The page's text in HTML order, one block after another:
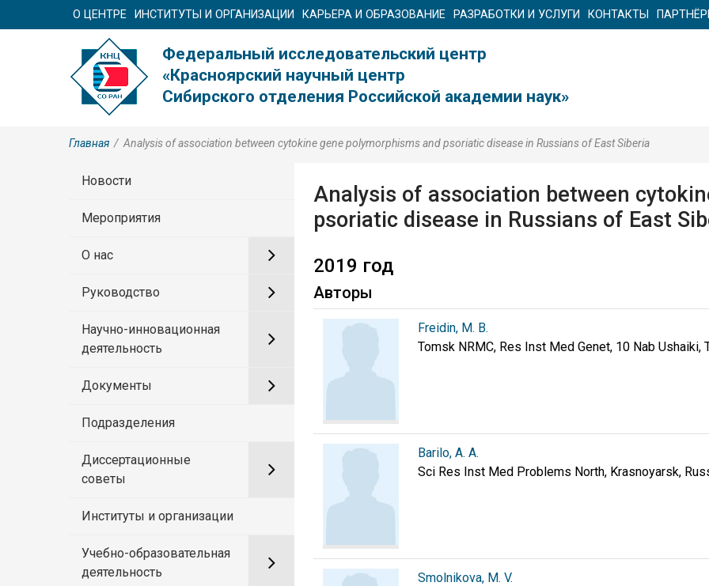
О ЦЕНТРЕ ИНСТИТУТЫ И ОРГАНИЗАЦИИ КАРЬЕРА И ОБРАЗОВАНИЕ РАЗРАБОТКИ И УСЛУГИ КОНТАКТЫ
Федеральный исследовательский центр
«Красноярский научный центр
Сибирского отделения Российской академии наук»
Главная / Analysis of association between cytokine gene polymorphisms and psoriatic disease in Russians of East Siberia
Новости
Мероприятия
О нас
Руководство
Научно-инновационная
деятельность
Документы
Подразделения
Диссертационные
советы
Институты и организации
Учебно-образовательная
деятельность
Analysis of association between
psoriatic disease in Russians of East
2019 год
Авторы
Freidin, M. B.
Tomsk NRMC, Res Inst Med Genet, 10 Nab Ushaiki,
Barilo, A. A.
Sci Res Inst Med Problems North, Krasnoyarsk,
Smolnikova, M. V.